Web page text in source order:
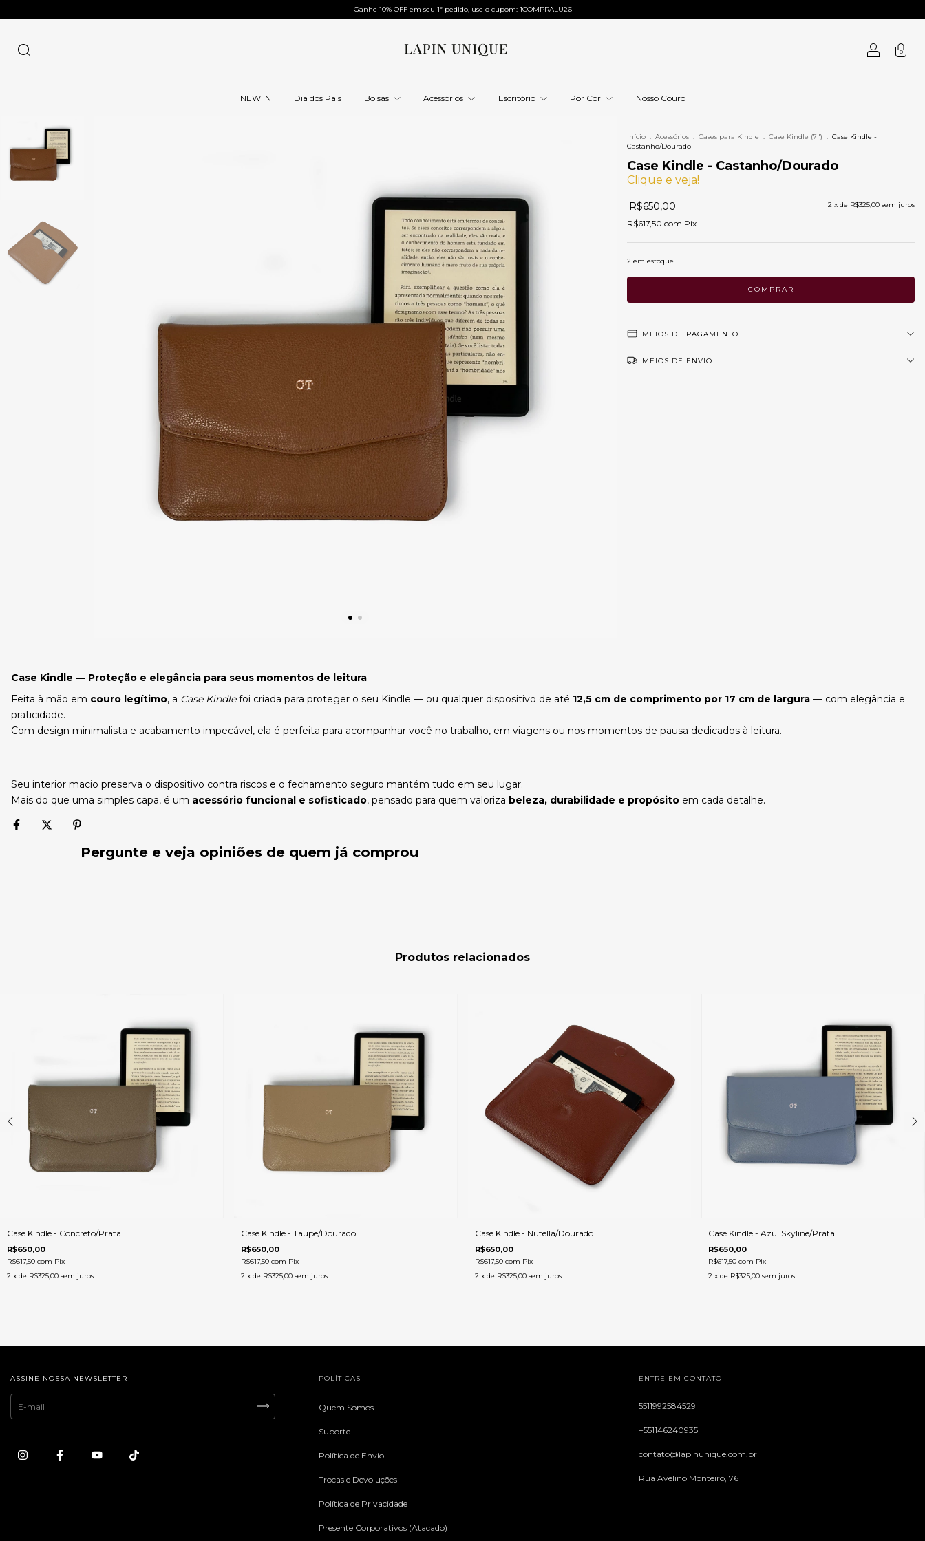
Ganhe 10% OFF em seu 1º pedido, use o cupom: 1COMPRALU26
0
NEW IN Dia dos Pais Bolsas Acessórios Escritório Por Cor Nosso Couro
Início . Acessórios . Cases para Kindle . Case Kindle (7") . Case Kindle -
Castanho/Dourado
Case Kindle - Castanho/Dourado
Clique e veja!
R$650,00 2 x de R$325,00 sem juros
R$617,50 com Pix
2 em estoque
MEIOS DE PAGAMENTO
MEIOS DE ENVIO
Case Kindle — Proteção e elegância para seus momentos de leitura
Feita à mão em couro legítimo, a Case Kindlefoi criada para proteger o seu Kindle — ou qualquer dispositivo de até 12,5 cm de comprimento por 17 cm de largura — com elegância e
praticidade.
Com design minimalista e acabamento impecável, ela é perfeita para acompanhar você no trabalho, em viagens ou nos momentos de pausa dedicados à leitura.
Seu interior macio preserva o dispositivo contra riscos e o fechamento seguro mantém tudo em seu lugar.
Mais do que uma simples capa, é um acessório funcional e sofisticado, pensado para quem valoriza beleza, durabilidade e propósito em cada detalhe.
Pergunte e veja opiniões de quem já comprou
Produtos relacionados
Case Kindle - Concreto/Prata
R$650,00
R$617,50 com Pix
2 x de R$325,00 sem juros
Case Kindle - Taupe/Dourado
R$650,00
R$617,50 com Pix
2 x de R$325,00 sem juros
Case Kindle - Nutella/Dourado
R$650,00
R$617,50 com Pix
2 x de R$325,00 sem juros
Case Kindle - Azul Skyline/Prata
R$650,00
R$617,50com Pix
2 x de R$325,00 sem juros
ASSINE NOSSA NEWSLETTER POLÍTICAS
Quem Somos
Suporte
Política de Envio
Trocas e Devoluções
Política de Privacidade
Presente Corporativos (Atacado)
ENTRE EM CONTATO
5511992584529
+551146240935
contato@lapinunique.com.br
Rua Avelino Monteiro, 76